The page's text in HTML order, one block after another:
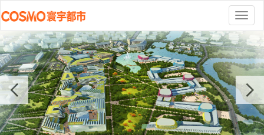
切
换
导
航